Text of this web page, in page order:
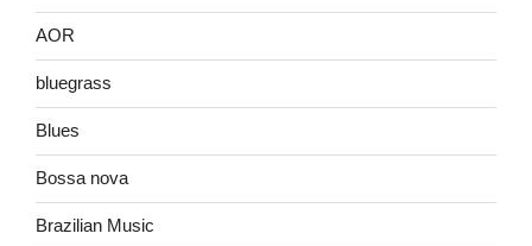
AOR
bluegrass
Blues
Bossa nova
Brazilian Music